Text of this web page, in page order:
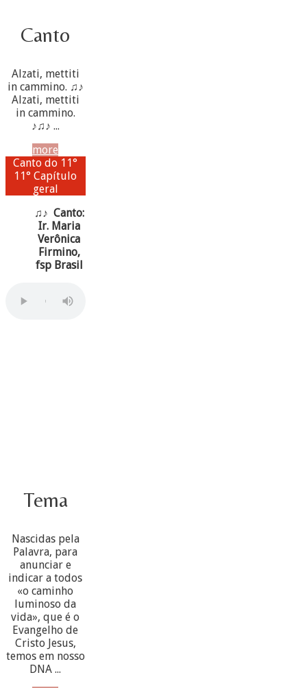
Canto
Alzati, mettiti
in cammino. ♫♪
Alzati, mettiti
in cammino.
♪♫♪ ...
more
Canto do 11°
11° Capítulo
geral
♫♪ Canto:
Ir. Maria
Verônica
Firmino,
fsp Brasil
Tema
Nascidas pela
Palavra, para
anunciar e
indicar a todos
«o caminho
luminoso da
vida», que é o
Evangelho de
Cristo Jesus,
temos em nosso
DNA ...